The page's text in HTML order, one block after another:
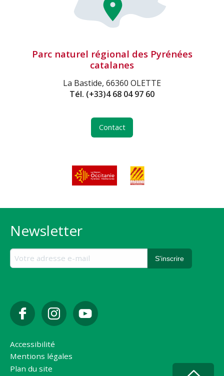
Parc naturel régional des Pyrénées
catalanes
La Bastide, 66360 OLETTE
Tél. (+33)4 68 04 97 60
Contact
Newsletter
Accessibilité
Mentions légales
Plan du site